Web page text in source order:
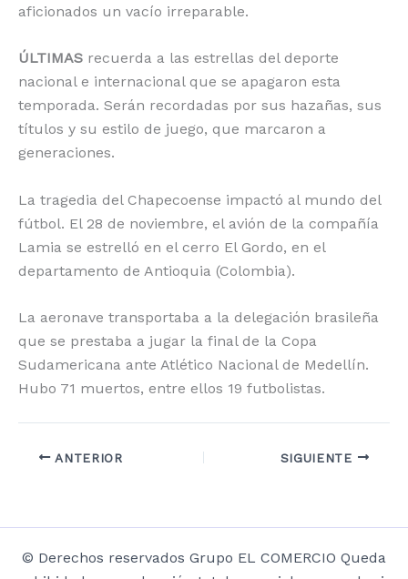
aficionados un vacío irreparable.
ÚLTIMAS recuerda a las estrellas del deporte
nacional e internacional que se apagaron esta
temporada. Serán recordadas por sus hazañas, sus
títulos y su estilo de juego, que marcaron a
generaciones.
La tragedia del Chapecoense impactó al mundo del
fútbol. El 28 de noviembre, el avión de la compañía
Lamia se estrelló en el cerro El Gordo, en el
departamento de Antioquia (Colombia).
La aeronave transportaba a la delegación brasileña
que se prestaba a jugar la final de la Copa
Sudamericana ante Atlético Nacional de Medellín.
Hubo 71 muertos, entre ellos 19 futbolistas.
ANTERIOR SIGUIENTE
© Derechos reservados Grupo EL COMERCIO Queda